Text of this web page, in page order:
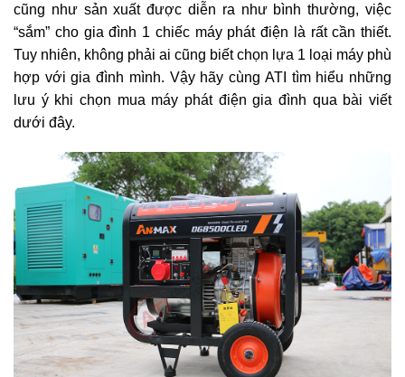
cũng như sản xuất được diễn ra như bình thường, việc
“sắm” cho gia đình 1 chiếc máy phát điện là rất cần thiết.
Tuy nhiên, không phải ai cũng biết chọn lựa 1 loại máy phù
hợp với gia đình mình. Vậy hãy cùng ATI tìm hiểu những
lưu ý khi chọn mua máy phát điện gia đình qua bài viết
dưới đây.